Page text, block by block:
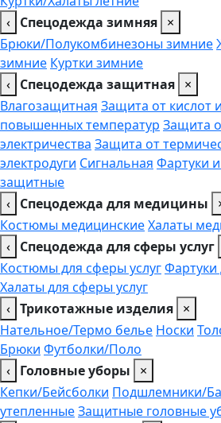
‹ Спецодежда зимняя ×
Брюки/Полукомбинезоны зимние
зимние Куртки зимние
‹ Спецодежда защитная ×
Влагозащитная Защита от кислот
повышенных температур Защита
электричества Защита от
электродуги Сигнальная Фартуки
защитные
‹ Спецодежда для медицины
Костюмы медицинскиеХалаты
‹ Спецодежда для сферы услуг
Костюмы для сферы услугФартуки
Халаты для сферы услуг
‹ Трикотажные изделия ×
Нательное/Термо белье Носки
Брюки Футболки/Поло
‹ Головные уборы
×
Кепки/Бейсболки Подшлемники/
утепленныеЗащитные головные